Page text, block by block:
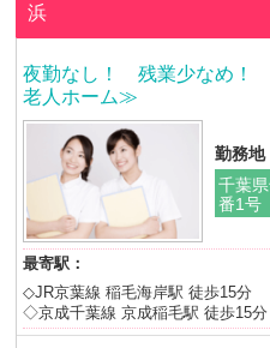
浜
夜勤なし！ 残業少なめ！
老人ホーム≫
勤務地
千葉
番1号
最寄駅：
◇JR京葉線 稲毛海岸駅 徒歩15分
◇京成千葉線 京成稲毛駅 徒歩15分